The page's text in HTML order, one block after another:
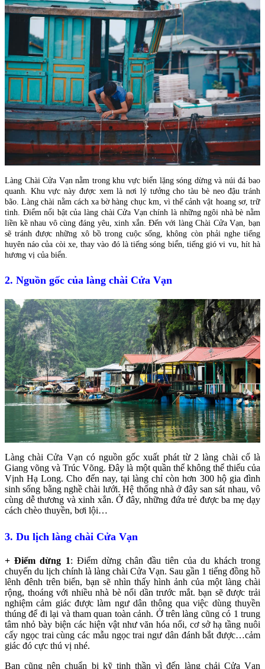
Làng Chài Cửa Vạn nằm trong khu vực biển lặng sóng dừng và núi đá bao
quanh. Khu vực này được xem là nơi lý tưởng cho tàu bè neo đậu tránh
bão. Làng chài nằm cách xa bờ hàng chục km, vì thế cảnh vật hoang sơ, trữ
tình. Điểm nổi bật của làng chài Cửa Vạn chính là những ngôi nhà bè nằm
liền kề nhau vô cùng đáng yêu, xinh xắn. Đến với làng Chài Cửa Vạn, bạn
sẽ tránh được những xô bồ trong cuộc sống, không còn phải nghe tiếng
huyên náo của còi xe, thay vào đó là tiếng sóng biển, tiếng gió vi vu, hít hà
hương vị của biển.
2. Nguồn gốc của làng chài Cửa Vạn
Làng chài Cửa Vạn có nguồn gốc xuất phát từ 2 làng chài cổ là
Giang võng và Trúc Võng. Đây là một quần thể không thể thiếu của
Vịnh Hạ Long. Cho đến nay, tại làng chỉ còn hơn 300 hộ gia đình
sinh sống bằng nghề chài lưới. Hệ thống nhà ở đây san sát nhau, vô
cùng dễ thương và xinh xắn. Ở đây, những đứa trẻ được ba mẹ dạy
cách chèo thuyền, bơi lội…
3. Du lịch làng chài Cửa Vạn
+ Điểm dừng 1: Điểm dừng chân đầu tiên của du khách trong
chuyến du lịch chính là làng chài Cửa Vạn. Sau gần 1 tiếng đồng hồ
lênh đênh trên biển, bạn sẽ nhìn thấy hình ảnh của một làng chài
rộng, thoáng với nhiều nhà bè nổi dần trước mắt. bạn sẽ được trải
nghiệm cảm giác được làm ngư dân thông qua việc dùng thuyền
thúng để đi lại và tham quan toàn cảnh. Ở trên làng cũng có 1 trung
tâm nhỏ bày biện các hiện vật như văn hóa nổi, cơ sở hạ tầng nuôi
cấy ngọc trai cùng các mẫu ngọc trai ngư dân đánh bắt được…cảm
giác đó cực thú vị nhé.
Bạn cũng nên chuẩn bị kỹ tinh thần vì đến làng chải Cửa Vạn